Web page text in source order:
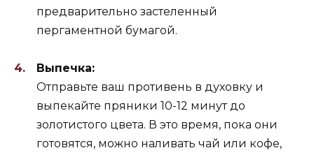
предварительно застеленный
пергаментной бумагой.
Выпечка:
Отправьте ваш противень в духовку и
выпекайте пряники 10-12 минут до
золотистого цвета. В это время, пока они
готовятся, можно наливать чай или кофе,